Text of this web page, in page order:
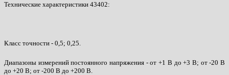
Технические характеристики 43402:
Класс точности - 0,5; 0,25.
Диапазоны измерений постоянного напряжения - от +1 В до +3 В; от -20 В
до +20 В; от -200 В до +200 В.